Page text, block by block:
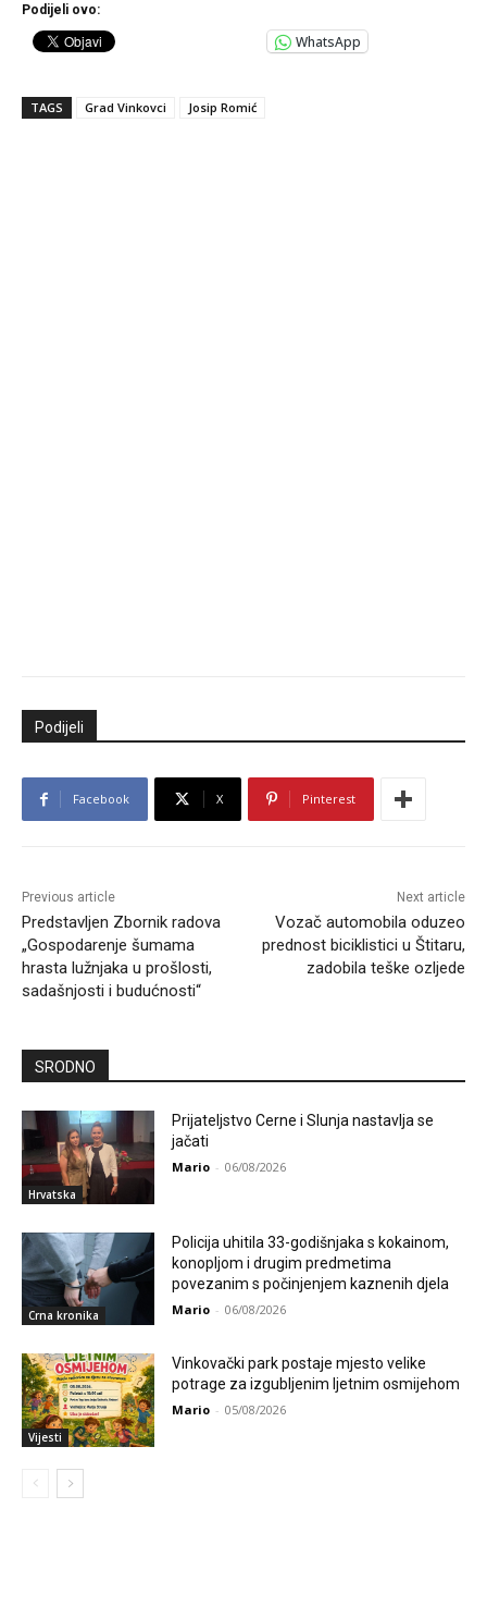
Podijeli ovo:
WhatsApp
TAGS Grad Vinkovci Josip Romić
Podijeli
Facebook X Pinterest
Previous article
Predstavljen Zbornik radova
„Gospodarenje šumama
hrasta lužnjaka u prošlosti,
sadašnjosti i budućnosti“
Next article
Vozač automobila oduzeo
prednost biciklistici u Štitaru,
zadobila teške ozljede
SRODNO
Hrvatska
Prijateljstvo Cerne i Slunja nastavlja se
jačati
Mario - 06/08/2026
Crna kronika
Policija uhitila 33-godišnjaka s kokainom,
konopljom i drugim predmetima
povezanim s počinjenjem kaznenih djela
Mario - 06/08/2026
Vijesti
Vinkovački park postaje mjesto velike
potrage za izgubljenim ljetnim osmijehom
Mario - 05/08/2026